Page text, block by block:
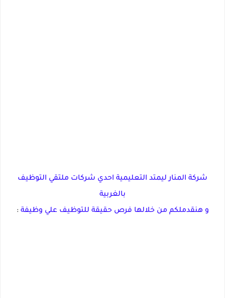
شركة المنار ليمتد التعليمية احدي شركات ملتقي التوظيف
بالغربية
و هنقدملكم من خلالها فرص حقيقة للتوظيف علي وظيفة :